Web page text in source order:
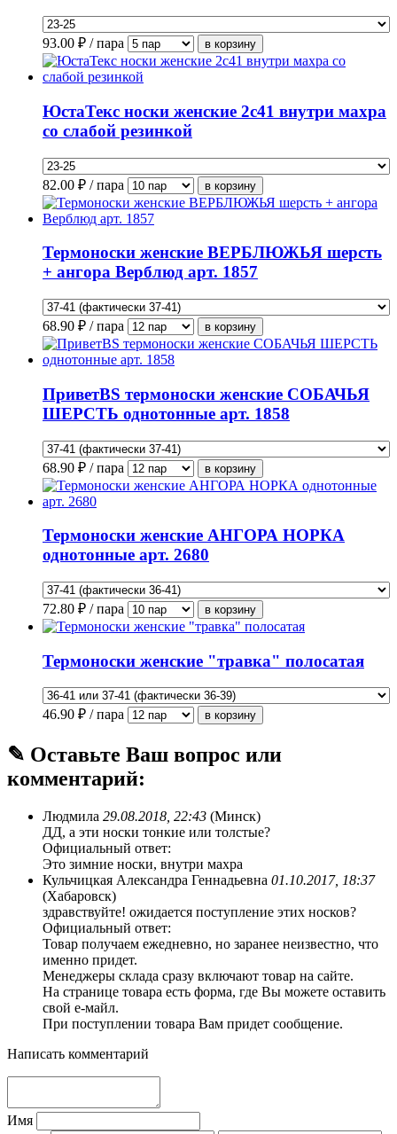
93.00 ₽ / пара
ЮстаТекс носки женские 2с41 внутри махра
со слабой резинкой
82.00 ₽ / пара
Термоноски женские ВЕРБЛЮЖЬЯ шерсть
+ ангора Верблюд арт. 1857
68.90 ₽ / пара
ПриветBS термоноски женские СОБАЧЬЯ
ШЕРСТЬ однотонные арт. 1858
68.90 ₽ / пара
Термоноски женские АНГОРА НОРКА
однотонные арт. 2680
72.80 ₽ / пара
Термоноски женские "травка" полосатая
46.90 ₽ / пара
✎ Оставьте Ваш вопрос или
комментарий:
Людмила 29.08.2018, 22:43 (Минск)
ДД, а эти носки тонкие или толстые?
Официальный ответ:
Это зимние носки, внутри махра
Кульчицкая Александра Геннадьевна 01.10.2017, 18:37
(Хабаровск)
здравствуйте! ожидается поступление этих носков?
Официальный ответ:
Товар получаем ежедневно, но заранее неизвестно, что
именно придет.
Менеджеры склада сразу включают товар на сайте.
На странице товара есть форма, где Вы можете оставить
свой е-майл.
При поступлении товара Вам придет сообщение.
Написать комментарий
Имя